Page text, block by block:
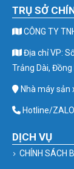
TRỤ SỞ
CÔNG TY
Địa chỉ VP:
Trảng Dài, Đồng
Nhà máy sản
Hotline/
DỊCH VỤ
CHÍNH SÁCH